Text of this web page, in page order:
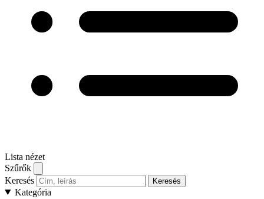
Lista nézet
Szűrők
Keresés
Keresés
Kategória